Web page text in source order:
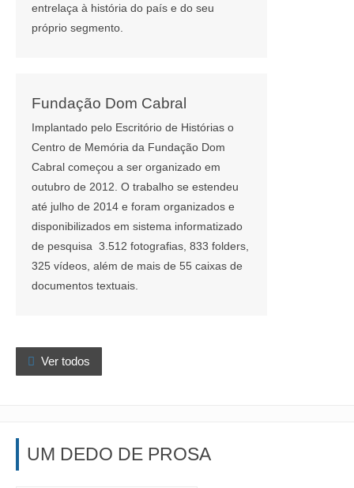
entrelaça à história do país e do seu
próprio segmento.
Fundação Dom Cabral
Implantado pelo Escritório de Histórias o
Centro de Memória da Fundação Dom
Cabral começou a ser organizado em
outubro de 2012. O trabalho se estendeu
até julho de 2014 e foram organizados e
disponibilizados em sistema informatizado
de pesquisa 3.512 fotografias, 833 folders,
325 vídeos, além de mais de 55 caixas de
documentos textuais.
 Ver todos
UM DEDO DE PROSA